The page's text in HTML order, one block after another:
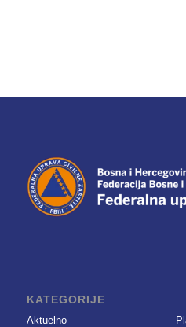
KATEGORIJE
Aktuelno